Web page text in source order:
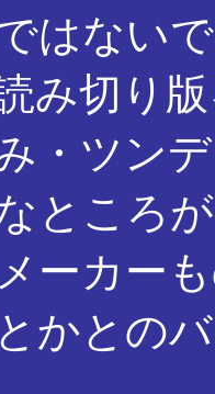
はない
み切り
・ツン
ところ
ーカー
かとの